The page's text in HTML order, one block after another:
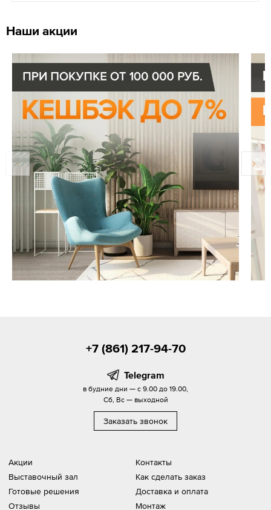
Наши акции
Акции
Выставочный зал
Готовые решения
Отзывы
Контакты
Как сделать заказ
Доставка и оплата
Монтаж
+7 (861) 217-94-70
Telegram
в будние дни — с 9.00 до 19.00,
Сб, Вс — выходной
Заказать звонок